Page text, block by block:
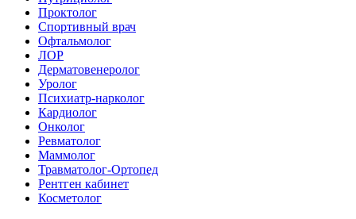
Проктолог
Спортивный врач
Офтальмолог
ЛОР
Дерматовенеролог
Уролог
Психиатр-нарколог
Кардиолог
Онколог
Ревматолог
Маммолог
Травматолог-Ортопед
Рентген кабинет
Косметолог